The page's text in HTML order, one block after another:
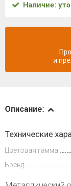
и оплата
Описание:
Технические
Цветовая гамма
Бренд
Наличие:
и